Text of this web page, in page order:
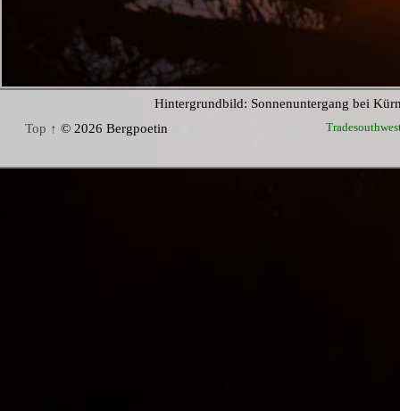
Hintergrundbild: Sonnenuntergang bei
Top ↑ © 2026 Bergpoetin